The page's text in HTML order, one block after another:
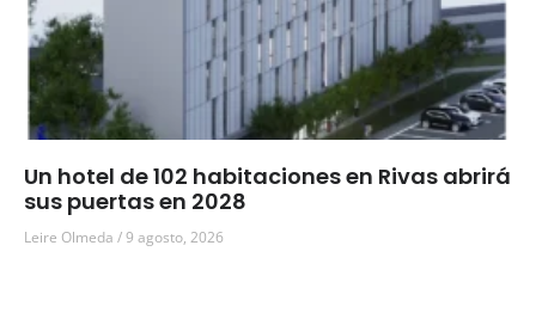
Un hotel de 102 habitaciones en Rivas abrirá
sus puertas en 2028
Leire Olmeda 9 agosto, 2026